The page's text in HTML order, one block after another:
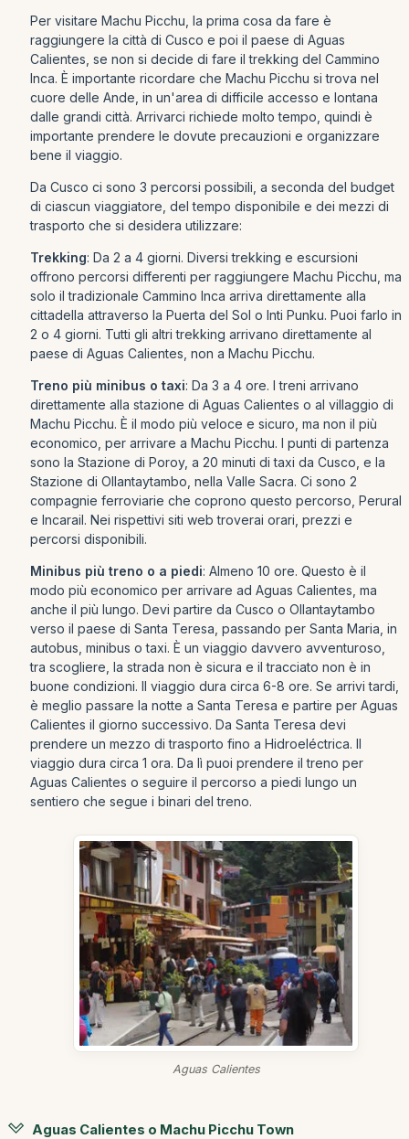
Per visitare Machu Picchu, la prima cosa da fare è
raggiungere la città di Cusco e poi il paese di Aguas
Calientes, se non si decide di fare il trekking del Cammino
Inca. È importante ricordare che Machu Picchu si trova nel
cuore delle Ande, in un'area di difficile accesso e lontana
dalle grandi città. Arrivarci richiede molto tempo, quindi è
importante prendere le dovute precauzioni e organizzare
bene il viaggio.
Da Cusco ci sono 3 percorsi possibili, a seconda del budget
di ciascun viaggiatore, del tempo disponibile e dei mezzi di
trasporto che si desidera utilizzare:
Trekking: Da 2 a 4 giorni. Diversi trekking e escursioni
offrono percorsi differenti per raggiungere Machu Picchu, ma
solo il tradizionale Cammino Inca arriva direttamente alla
cittadella attraverso la Puerta del Sol o Inti Punku. Puoi farlo in
2 o 4 giorni. Tutti gli altri trekking arrivano direttamente al
paese di Aguas Calientes, non a Machu Picchu.
Treno più minibus o taxi: Da 3 a 4 ore. I treni arrivano
direttamente alla stazione di Aguas Calientes o al villaggio di
Machu Picchu. È il modo più veloce e sicuro, ma non il più
economico, per arrivare a Machu Picchu. I punti di partenza
sono la Stazione di Poroy, a 20 minuti di taxi da Cusco, e la
Stazione di Ollantaytambo, nella Valle Sacra. Ci sono 2
compagnie ferroviarie che coprono questo percorso, Perural
e Incarail. Nei rispettivi siti web troverai orari, prezzi e
percorsi disponibili.
Minibus più treno o a piedi: Almeno 10 ore. Questo è il
modo più economico per arrivare ad Aguas Calientes, ma
anche il più lungo. Devi partire da Cusco o Ollantaytambo
verso il paese di Santa Teresa, passando per Santa Maria, in
autobus, minibus o taxi. È un viaggio davvero avventuroso,
tra scogliere, la strada non è sicura e il tracciato non è in
buone condizioni. Il viaggio dura circa 6-8 ore. Se arrivi tardi,
è meglio passare la notte a Santa Teresa e partire per Aguas
Calientes il giorno successivo. Da Santa Teresa devi
prendere un mezzo di trasporto fino a Hidroeléctrica. Il
viaggio dura circa 1 ora. Da lì puoi prendere il treno per
Aguas Calientes o seguire il percorso a piedi lungo un
sentiero che segue i binari del treno.
Aguas Calientes
Aguas Calientes o Machu Picchu Town